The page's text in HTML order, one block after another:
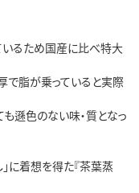
いるため国産に比べ特大
で脂が乗っていると実際
遜色のない味・質となっ
に着想を得た『茶葉蒸